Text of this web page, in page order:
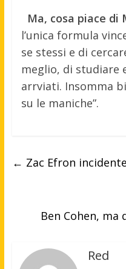
Ma, cosa piace di
l’unica formula
se stessi e di
meglio, di studiare
arrviati. Insomma
su le maniche”.
← Zac Efron
Ben Cohen,
Red